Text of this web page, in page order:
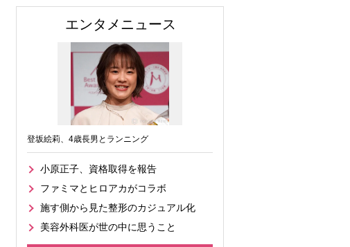
エンタメニュース
登坂絵莉、4歳長男とランニング
小原正子、資格取得を報告
ファミマとヒロアカがコラボ
施す側から見た整形のカジュアル化
美容外科医が世の中に思うこと